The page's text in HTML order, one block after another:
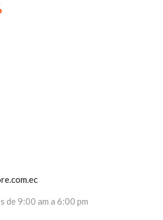
de 9:00 am a 6:00 pm